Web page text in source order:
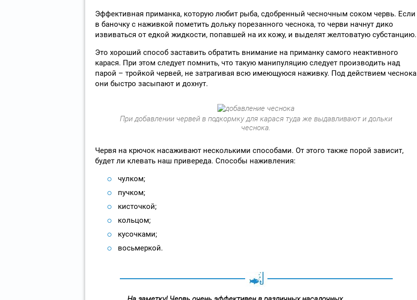
Эффективная приманка, которую любит рыба, сдобренный чесночным соком червь. Если
в баночку с наживкой пометить дольку порезанного чеснока, то черви начнут дико
извиваться от едкой жидкости, попавшей на их кожу, и выделят желтоватую субстанцию.
Это хороший способ заставить обратить внимание на приманку самого неактивного
карася. При этом следует помнить, что такую манипуляцию следует производить над
парой – тройкой червей, не затрагивая всю имеющуюся наживку. Под действием чеснока
они быстро засыпают и дохнут.
При добавлении червей в подкормку для карася туда же выдавливают и дольки
чеснока.
Червя на крючок насаживают несколькими способами. От этого также порой зависит,
будет ли клевать наш привереда. Способы наживления:
чулком;
пучком;
кисточкой;
кольцом;
кусочками;
восьмеркой.